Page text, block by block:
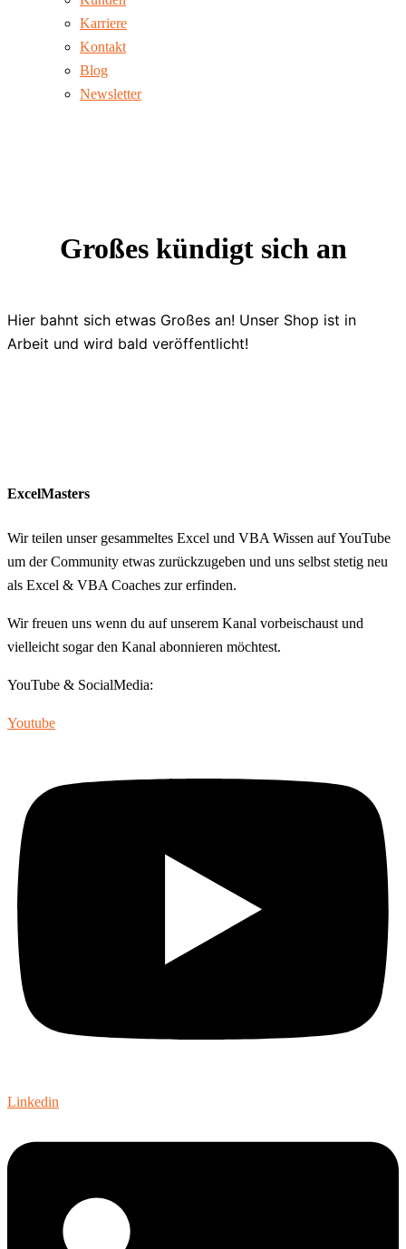
Karriere
Kontakt
Blog
Newsletter
Großes kündigt sich an
Hier bahnt sich etwas Großes an! Unser Shop ist in
Arbeit und wird bald veröffentlicht!
ExcelMasters
Wir teilen unser gesammeltes Excel und VBA Wissen auf YouTube
um der Community etwas zurückzugeben und uns selbst stetig neu
als Excel & VBA Coaches zur erfinden.
Wir freuen uns wenn du auf unserem Kanal vorbeischaust und
vielleicht sogar den Kanal abonnieren möchtest.
YouTube & SocialMedia:
Youtube
Linkedin